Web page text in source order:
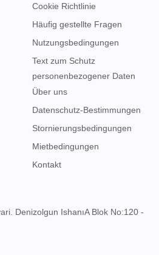
Cookie Richtlinie
Häufig gestellte Fragen
Nutzungsbedingungen
Text zum Schutz
personenbezogener Daten
Über uns
Datenschutz-Bestimmungen
Stornierungsbedingungen
Mietbedingungen
Kontakt
Denizolgun IshanıA Blok No:120 -